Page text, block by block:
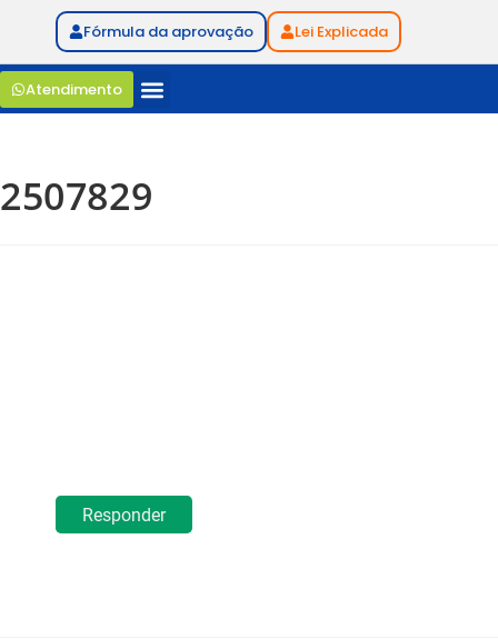
Fórmula da aprovação Lei Explicada
Atendimento
2507829
Responder